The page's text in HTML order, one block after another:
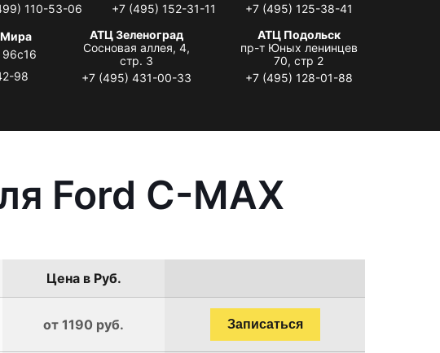
110-53-06
+7 (495) 152-31-11
+7 (495) 125-38-41
Мира
98
АТЦ Зеленоград
Сосновая аллея, 4,
стр. 3
+7 (495) 431-00-33
АТЦ Подольск
пр-т Юных ленинцев
70, стр 2
+7 (495) 128-01-88
Ford C-MAX
Цена в Руб.
от 1190 руб. Записаться